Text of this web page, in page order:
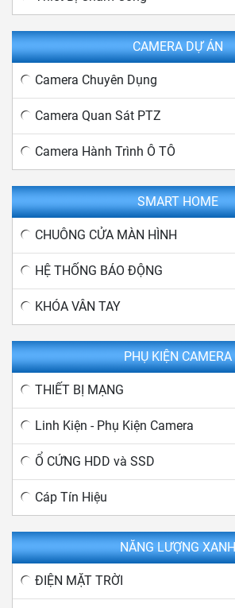
CAMERA DỰ ÁN
Camera Chuyên Dụng
Camera Quan Sát PTZ
Camera Hành Trình Ô TÔ
SMART HOME
CHUÔNG CỬA MÀN HÌNH
HỆ THỐNG BÁO ĐỘNG
KHÓA VÂN TAY
PHỤ KIỆN CAMERA
THIẾT BỊ MẠNG
Linh Kiện - Phụ Kiện Camera
Ổ CỨNG HDD và SSD
Cáp Tín Hiệu
NĂNG LƯỢNG XANH
ĐIỆN MẶT TRỜI